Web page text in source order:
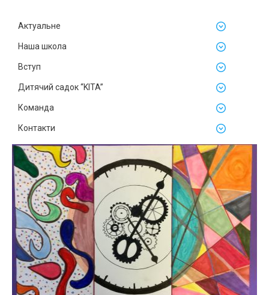
Актуальне
Наша школа
Вступ
Дитячий садок “KITA”
Команда
Контакти